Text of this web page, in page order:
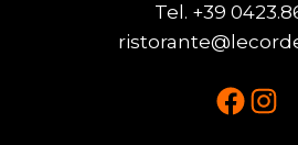
Tel. +39
Facebook